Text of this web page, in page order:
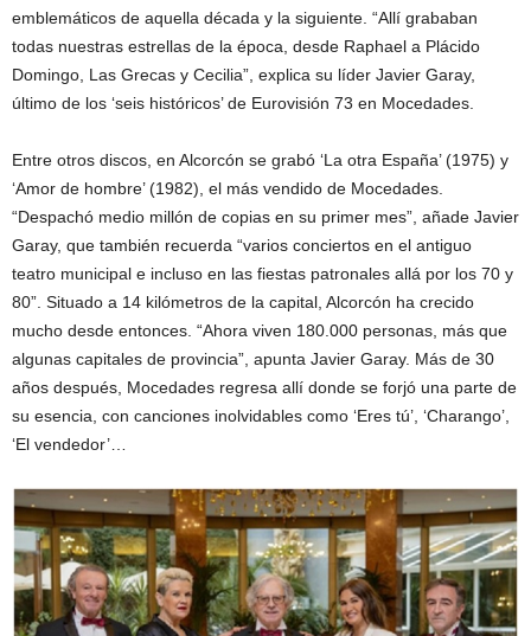
emblemáticos de aquella década y la siguiente. “Allí grababan
todas nuestras estrellas de la época, desde Raphael a Plácido
Domingo, Las Grecas y Cecilia”, explica su líder Javier Garay,
último de los ‘seis históricos’ de Eurovisión 73 en Mocedades.
Entre otros discos, en Alcorcón se grabó ‘La otra España’ (1975) y
‘Amor de hombre’ (1982), el más vendido de Mocedades.
“Despachó medio millón de copias en su primer mes”, añade Javier
Garay, que también recuerda “varios conciertos en el antiguo
teatro municipal e incluso en las fiestas patronales allá por los 70 y
80”. Situado a 14 kilómetros de la capital, Alcorcón ha crecido
mucho desde entonces. “Ahora viven 180.000 personas, más que
algunas capitales de provincia”, apunta Javier Garay. Más de 30
años después, Mocedades regresa allí donde se forjó una parte de
su esencia, con canciones inolvidables como ‘Eres tú’, ‘Charango’,
‘El vendedor’…